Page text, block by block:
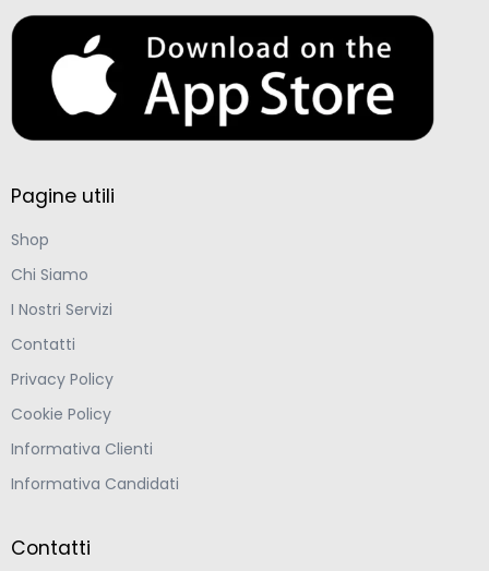
Pagine utili
Shop
Chi Siamo
I Nostri Servizi
Contatti
Privacy Policy
Cookie Policy
Informativa Clienti
Informativa Candidati
Contatti